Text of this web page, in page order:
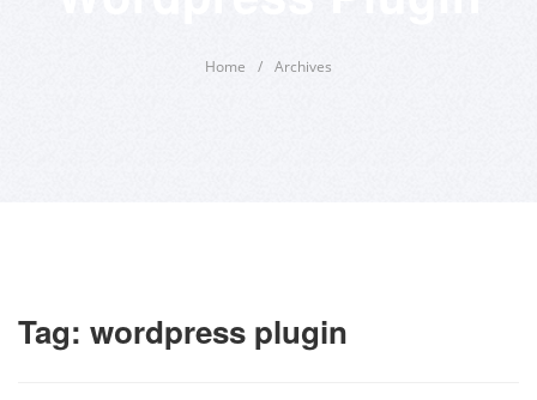
Home / Archives
Tag: wordpress plugin